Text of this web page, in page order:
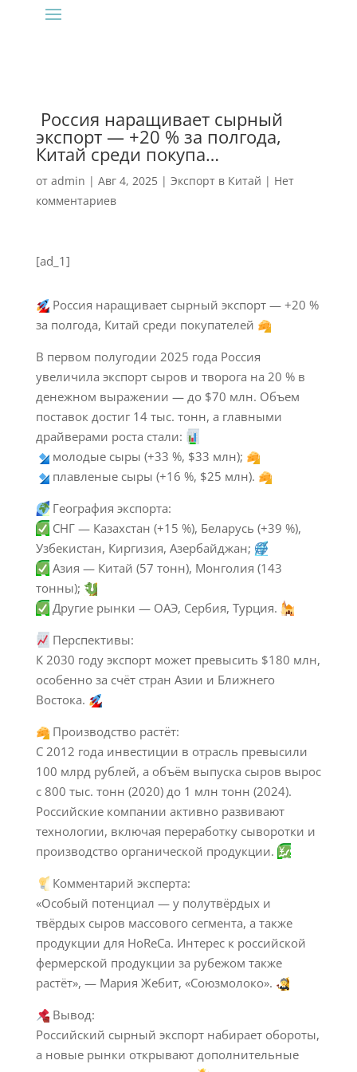
‍ Россия наращивает сырный
экспорт — +20 % за полгода,
Китай среди покупа…
от admin | Авг 4, 2025| Экспорт в Китай | Нет
комментариев
[ad_1]
Россия наращивает сырный экспорт — +20 %
за полгода, Китай среди покупателей
В первом полугодии 2025 года Россия
увеличила экспорт сыров и творога на 20 % в
денежном выражении — до $70 млн. Объем
поставок достиг 14 тыс. тонн, а главными
драйверами роста стали:
молодые сыры (+33 %, $33 млн);
плавленые сыры (+16 %, $25 млн).
География экспорта:
СНГ — Казахстан (+15 %), Беларусь (+39 %),
Узбекистан, Киргизия, Азербайджан;
Азия — Китай (57 тонн), Монголия (143
тонны);
Другие рынки — ОАЭ, Сербия, Турция.
Перспективы:
К 2030 году экспорт может превысить $180 млн,
особенно за счёт стран Азии и Ближнего
Востока.
Производство растёт:
С 2012 года инвестиции в отрасль превысили
100 млрд рублей, а объём выпуска сыров вырос
с 800 тыс. тонн (2020) до 1 млн тонн (2024).
Российские компании активно развивают
технологии, включая переработку сыворотки и
производство органической продукции.
Комментарий эксперта:
«Особый потенциал — у полутвёрдых и
твёрдых сыров массового сегмента, а также
продукции для HoReCa. Интерес к российской
фермерской продукции за рубежом также
растёт», — Мария Жебит, «Союзмолоко».
Вывод:
Российский сырный экспорт набирает обороты,
а новые рынки открывают дополнительные